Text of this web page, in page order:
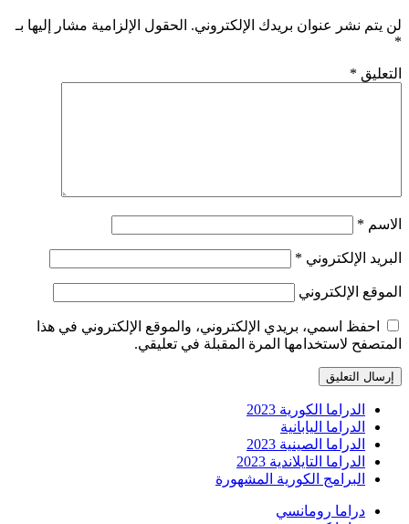
لن يتم نشر عنوان بريدك الإلكتروني. الحقول الإلزامية مشار إليها بـ
*
التعليق *
الاسم *
البريد الإلكتروني *
الموقع الإلكتروني
احفظ اسمي، بريدي الإلكتروني، والموقع الإلكتروني في هذا
المتصفح لاستخدامها المرة المقبلة في تعليقي.
الدراما الكورية 2023
الدراما اليابانية
الدراما الصينية 2023
الدراما التايلاندية 2023
البرامج الكورية المشهورة
دراما رومانسي